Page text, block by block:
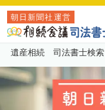
朝日新聞社運営
遺産相続 司法書士検索